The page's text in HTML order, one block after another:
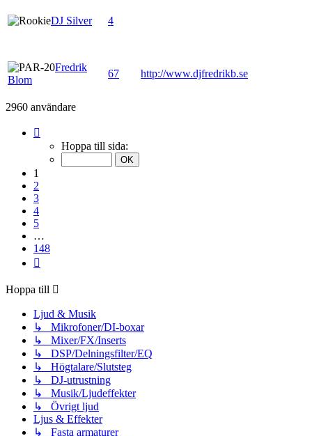
DJ Silver 4
Fredrik
Blom
67 http://www.djfredrikb.se
2960 användare
Hoppa till sida:
1
2
3
4
5
…
148
Hoppa till
Ljud & Musik
↳ Mikrofoner/DI-boxar
↳ Mixer/FX/Inserts
↳ DSP/Delningsfilter/EQ
↳ Högtalare/Slutsteg
↳ DJ-utrustning
↳ Musik/Ljudeffekter
↳ Övrigt ljud
Ljus & Effekter
↳ Fasta armaturer